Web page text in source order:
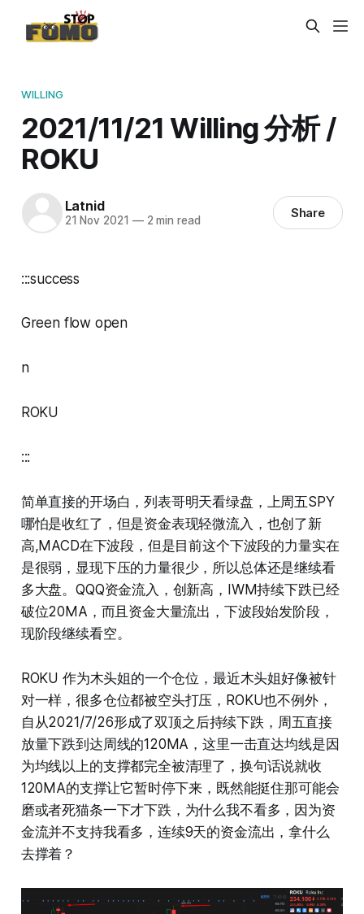
WILLING
2021/11/21 Willing 分析 /
ROKU
Latnid
21 Nov 2021 —2 min read Share
:::success
Green flow open
n
ROKU
:::
简单直接的开场白，列表哥明天看绿盘，上周五SPY
哪怕是收红了，但是资金表现轻微流入，也创了新
高,MACD在下波段，但是目前这个下波段的力量实在
是很弱，显现下压的力量很少，所以总体还是继续看
多大盘。QQQ资金流入，创新高，IWM持续下跌已经
破位20MA，而且资金大量流出，下波段始发阶段，
现阶段继续看空。
ROKU 作为木头姐的一个仓位，最近木头姐好像被针
对一样，很多仓位都被空头打压，ROKU也不例外，
自从2021/7/26形成了双顶之后持续下跌，周五直接
放量下跌到达周线的120MA，这里一击直达均线是因
为均线以上的支撑都完全被清理了，换句话说就收
120MA的支撑让它暂时停下来，既然能挺住那可能会
磨或者死猫条一下才下跌，为什么我不看多，因为资
金流并不支持我看多，连续9天的资金流出，拿什么
去撑着？